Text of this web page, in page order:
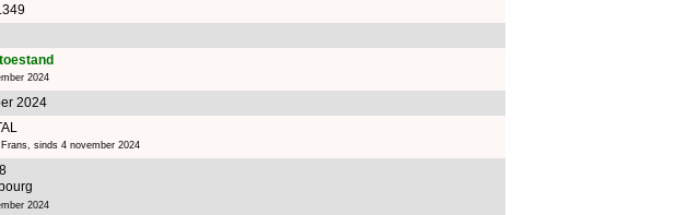
2024
2024
sinds 4 november 2024
2024